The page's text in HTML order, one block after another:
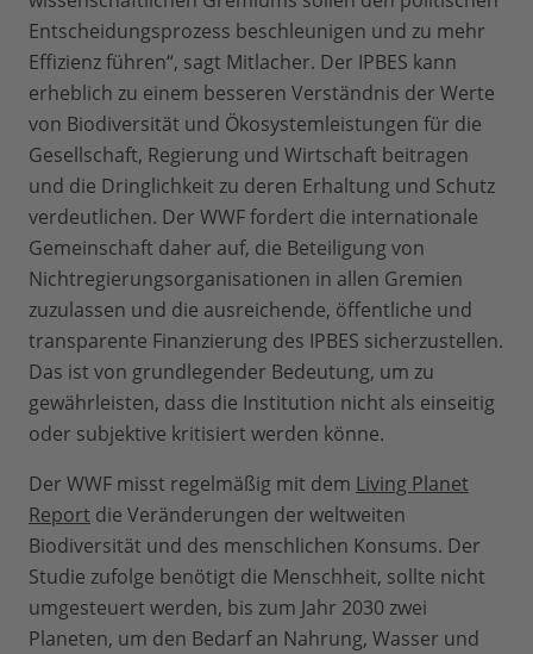
Entscheidungsprozess beschleunigen und zu mehr
Effizienz führen“, sagt Mitlacher. Der IPBES kann
erheblich zu einem besseren Verständnis der Werte
von Biodiversität und Ökosystemleistungen für die
Gesellschaft, Regierung und Wirtschaft beitragen
und die Dringlichkeit zu deren Erhaltung und Schutz
verdeutlichen. Der WWF fordert die internationale
Gemeinschaft daher auf, die Beteiligung von
Nichtregierungsorganisationen in allen Gremien
zuzulassen und die ausreichende, öffentliche und
transparente Finanzierung des IPBES sicherzustellen.
Das ist von grundlegender Bedeutung, um zu
gewährleisten, dass die Institution nicht als einseitig
oder subjektive kritisiert werden könne.
Der WWF misst regelmäßig mit dem Living Planet
Report die Veränderungen der weltweiten
Biodiversität und des menschlichen Konsums. Der
Studie zufolge benötigt die Menschheit, sollte nicht
umgesteuert werden, bis zum Jahr 2030 zwei
Planeten, um den Bedarf an Nahrung, Wasser und